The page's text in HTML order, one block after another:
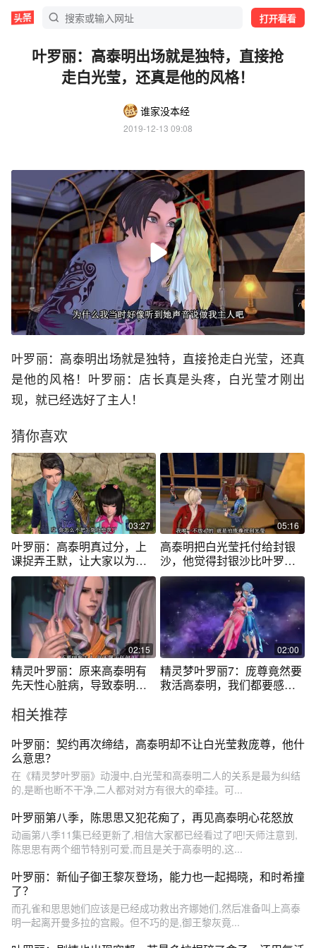
打开看看
叶罗丽：高泰明出场就是独特，直接抢
走白光莹，还真是他的风格！
谁家没本经
2019-12-13 09:08
叶罗丽：高泰明出场就是独特，直接抢走白光莹，还真
是他的风格！叶罗丽：店长真是头疼，白光莹才刚出
现，就已经选好了主人！
猜你喜欢
03:27
叶罗丽：高泰明真过分，上
课捉弄王默，让大家以为他
在放屁！
05:16
高泰明把白光莹托付给封银
沙，他觉得封银沙比叶罗丽
战士更了解他
02:15
精灵叶罗丽：原来高泰明有
先天性心脏病，导致泰明对
02:00
精灵梦叶罗丽7：庞尊竟然要
救活高泰明，我们都要感谢
相关推荐
叶罗丽：契约再次缔结，高泰明却不让白光莹救庞尊，他什
么意思？
在《精灵梦叶罗丽》动漫中,白光莹和高泰明二人的关系是最为纠结
的,是断也断不干净,二人都对对方有很大的牵挂。可...
叶罗丽第八季，陈思思又犯花痴了，再见高泰明心花怒放
动画第八季11集已经更新了,相信大家都已经看过了吧!天师注意到,
陈思思有两个细节特别可爱,而且是关于高泰明的,这...
叶罗丽：新仙子御王黎灰登场，能力也一起揭晓，和时希撞
了？
而孔雀和思思她们应该是已经成功救出齐娜她们,然后准备叫上高泰
明一起离开曼多拉的宫殿。但不巧的是,御王黎灰竟...